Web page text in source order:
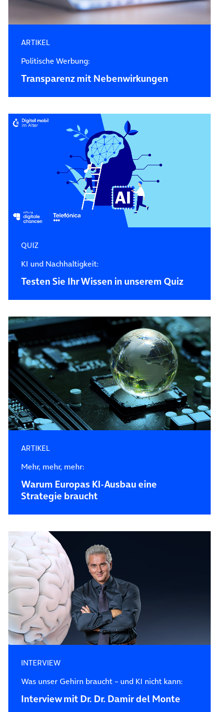
ARTIKEL
Politische Werbung:
Transparenz mit Nebenwirkungen
QUIZ
KI und Nachhaltigkeit:
Testen Sie Ihr Wissen in unserem Quiz
ARTIKEL
Mehr, mehr, mehr:
Warum Europas KI-Ausbau eine
Strategie braucht
INTERVIEW
Was unser Gehirn braucht – und KI nicht kann:
Interview mit Dr. Dr. Damir del Monte